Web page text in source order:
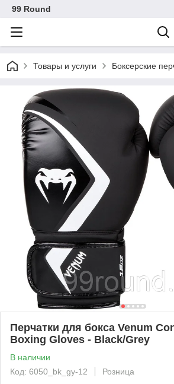
99 Round
Товары и услуги Боксерские
Перчатки для бокса Venum
Boxing Gloves - Black/Grey
В наличии
Код: 6050_bk_gy-12
Розница